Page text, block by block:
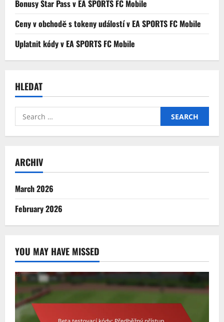
Bonusy Star Pass v EA SPORTS FC Mobile
Ceny v obchodě s tokeny událostí v EA SPORTS FC Mobile
Uplatnit kódy v EA SPORTS FC Mobile
HLEDAT
Search
for:
ARCHIV
March 2026
February 2026
YOU MAY HAVE MISSED